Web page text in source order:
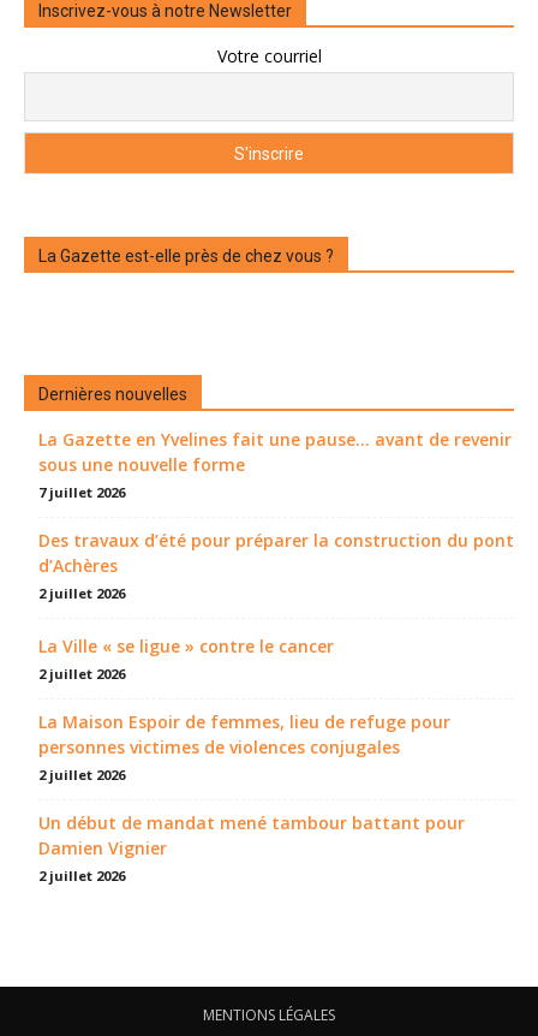
Inscrivez-vous à notre Newsletter
Votre courriel
La Gazette est-elle près de chez vous ?
Dernières nouvelles
La Gazette en Yvelines fait une pause... avant de revenir
sous une nouvelle forme
7 juillet 2026
Des travaux d’été pour préparer la construction du pont
d’Achères
2 juillet 2026
La Ville « se ligue » contre le cancer
2 juillet 2026
La Maison Espoir de femmes, lieu de refuge pour
personnes victimes de violences conjugales
2 juillet 2026
Un début de mandat mené tambour battant pour
Damien Vignier
2 juillet 2026
MENTIONS LÉGALES